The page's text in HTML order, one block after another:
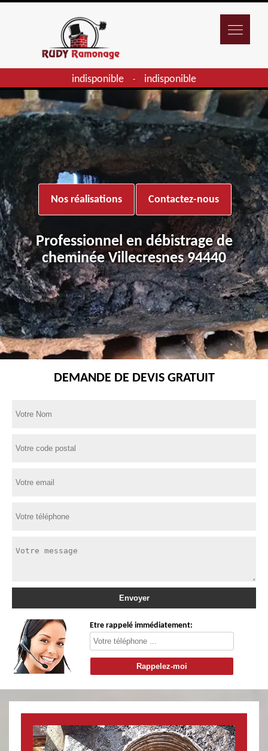
indisponible - indisponible
Nos réalisations Contactez-nous
Professionnel en débistrage de
cheminée Villecresnes 94440
DEMANDE DE DEVIS GRATUIT
Etre rappelé immédiatement: